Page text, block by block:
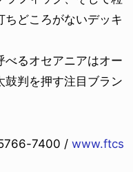
どころがないデッキ
べるオセアニアはオー
鼓判を押す注目ブラン
7400 / www.ftcs